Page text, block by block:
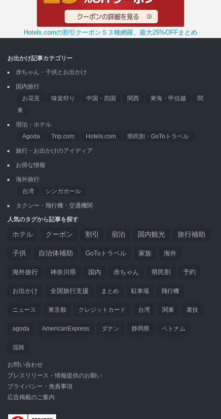
Hotels.comの割引クーポン５３種網羅、最大25%OFFまとめ
お出かけ記事カテゴリー
赤ちゃん・子供とお出かけ
国内旅行
お花見
味覚狩り 中国・四国 関西 東海・甲信越
関
東
宿泊・ホテル
Agoda
Trip.com Hotels.com 県民割・GoToトラベル
旅行・お出かけのアイディア
お得な情報
海外旅行
台湾
シンガポール
タクシー・飛行機・交通機関
人気のタグから記事を探す
ホテル クーポン 割引 宿泊 国内観光 旅行補助
子供 自治体補助 GoToトラベル 家族 海外
海外旅行 神奈川県 国内 赤ちゃん 県民割 予約
お出かけ 全国旅行支援 まとめ 駐車場 飛行機
ニュース 東京都 クレジットカード 台湾 関東 裏技
agoda AmericanExpress ダナン 静岡県 ベトナム
混雑
お問い合わせ
プレスリリース・情報提供のお願い
プライバシー・免責事項
広告掲載のご案内